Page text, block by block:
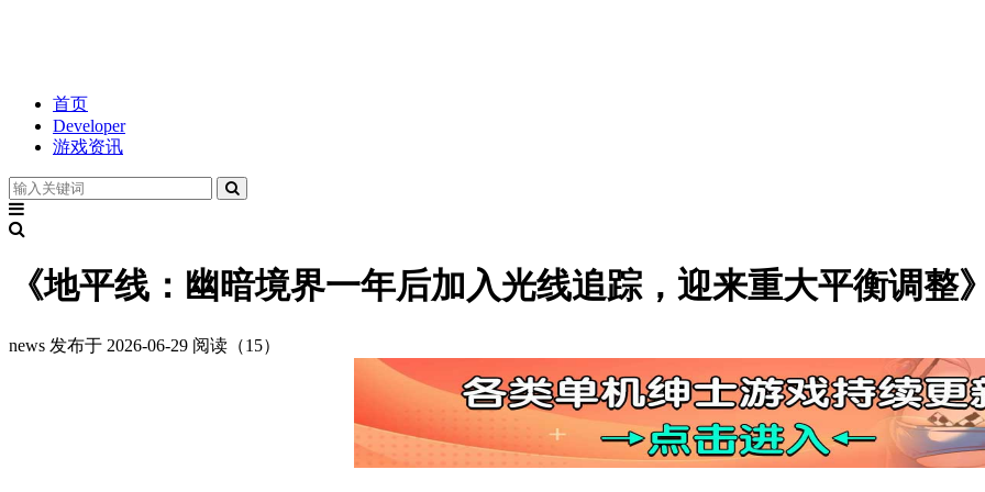
首页
Developer
游戏资讯
《地平线：幽暗境界一年后加入光线追踪，迎来重大平衡调整
news 发布于 2026-06-29 阅读（15）